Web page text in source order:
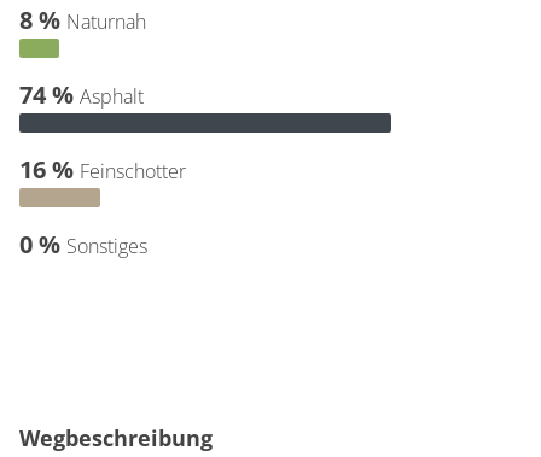
8 % Naturnah
74 % Asphalt
16 % Feinschotter
0 % Sonstiges
Wegbeschreibung